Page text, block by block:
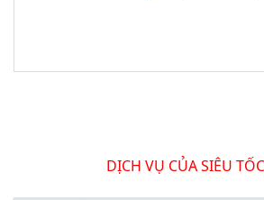
DỊCH VỤ CỦA SIÊU